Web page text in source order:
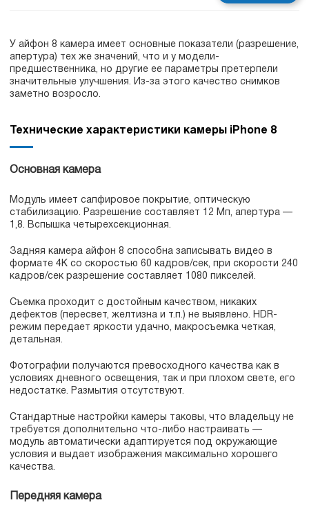
У айфон 8 камера имеет основные показатели (разрешение,
апертура) тех же значений, что и у модели-
предшественника, но другие ее параметры претерпели
значительные улучшения. Из-за этого качество снимков
заметно возросло.
Технические характеристики камеры iPhone 8
Основная камера
Модуль имеет сапфировое покрытие, оптическую
стабилизацию. Разрешение составляет 12 Мп, апертура —
1,8. Вспышка четырехсекционная.
Задняя камера айфон 8 способна записывать видео в
формате 4K со скоростью 60 кадров/сек, при скорости 240
кадров/сек разрешение составляет 1080 пикселей.
Съемка проходит с достойным качеством, никаких
дефектов (пересвет, желтизна и т.п.) не выявлено. HDR-
режим передает яркости удачно, макросъемка четкая,
детальная.
Фотографии получаются превосходного качества как в
условиях дневного освещения, так и при плохом свете, его
недостатке. Размытия отсутствуют.
Стандартные настройки камеры таковы, что владельцу не
требуется дополнительно что-либо настраивать —
модуль автоматически адаптируется под окружающие
условия и выдает изображения максимально хорошего
качества.
Передняя камера